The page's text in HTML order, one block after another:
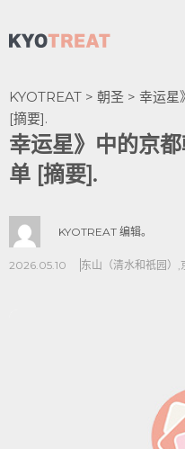
KYOTREAT > 朝圣 > 幸运星
[摘要].
幸运星》中的京
单 [摘要].
KYOTREAT 编辑。
2026.05.10 东山（清水和祇园） ,